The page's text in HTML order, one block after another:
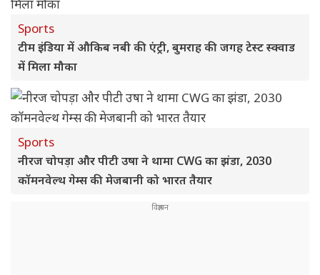
Sports
टीम इंडिया में औकिब नबी की एंट्री, बुमराह की जगह टेस्ट स्क्वाड
में मिला मौका
Sports
नीरज चोपड़ा और पीटी उषा ने थामा CWG का झंडा, 2030
कॉमनवेल्थ गेम्स की मेजबानी को भारत तैयार